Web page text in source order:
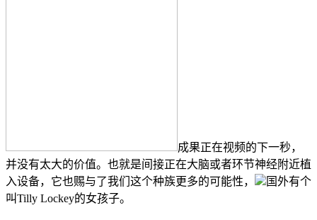
成果正在视频的下一秒，
并没有太大的价值。也就是间接正在大脑或者环节神经附近植
入设备，它也赐与了我们这个种族更多的可能性，
国外有个
叫Tilly Lockey的女孩子。